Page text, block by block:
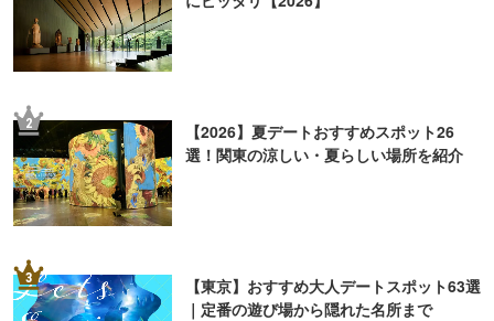
2
【2026】夏デートおすすめスポット26
選！関東の涼しい・夏らしい場所を紹介
3
【東京】おすすめ大人デートスポット63選
｜定番の遊び場から隠れた名所まで